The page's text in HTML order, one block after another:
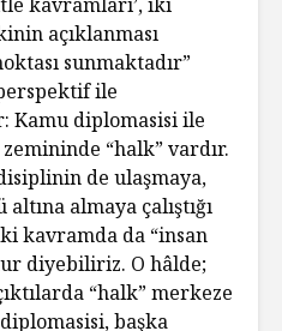
açıklanması
sunmaktadır”
ile
Kamu diplomasisi ile
“halk” vardır.
de ulaşmaya,
almaya çalıştığı
kavramda da “insan
diyebiliriz. O hâlde;
“halk” merkeze
başka